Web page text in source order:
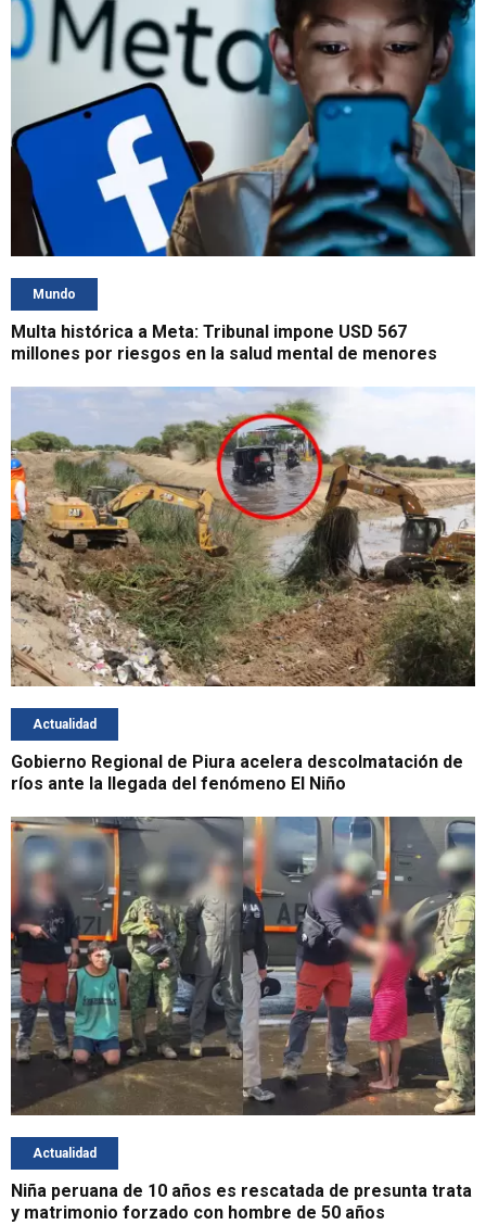
Mundo
Multa histórica a Meta: Tribunal impone USD 567
millones por riesgos en la salud mental de menores
Actualidad
Gobierno Regional de Piura acelera descolmatación de
ríos ante la llegada del fenómeno El Niño
Actualidad
Niña peruana de 10 años es rescatada de presunta trata
y matrimonio forzado con hombre de 50 años